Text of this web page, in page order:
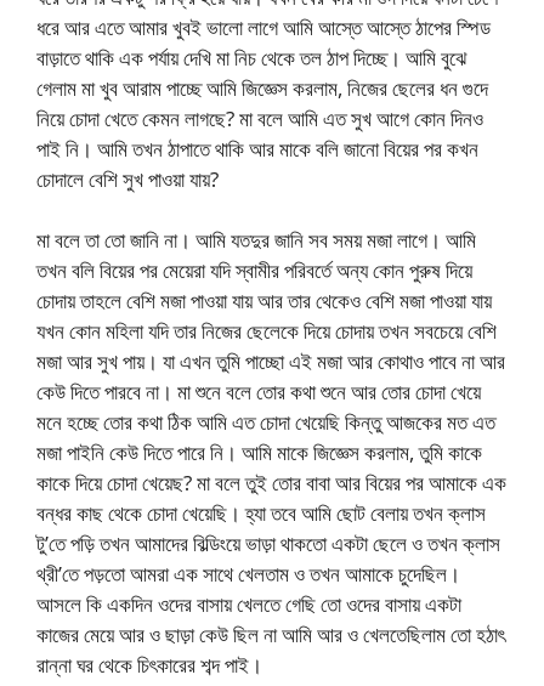
ধরে আর এতে আমার খুবই ভালো লাগে আমি আস্তে আস্তে ঠাপের স্পিড
বাড়াতে থাকি এক পর্যায় দেখি মা নিচ থেকে তল ঠাপ দিচ্ছে। আমি বুঝে
গেলাম মা খুব আরাম পাচ্ছে আমি জিজ্ঞেস করলাম, নিজের ছেলের ধন গুদে
নিয়ে চোদা খেতে কেমন লাগছে? মা বলে আমি এত সুখ আগে কোন দিনও
পাই নি। আমি তখন ঠাপাতে থাকি আর মাকে বলি জানো বিয়ের পর কখন
চোদালে বেশি সুখ পাওয়া যায়?
মা বলে তা তো জানি না। আমি যতদুর জানি সব সময় মজা লাগে। আমি
তখন বলি বিয়ের পর মেয়েরা যদি স্বামীর পরিবর্তে অন্য কোন পুরুষ দিয়ে
চোদায় তাহলে বেশি মজা পাওয়া যায় আর তার থেকেও বেশি মজা পাওয়া যায়
যখন কোন মহিলা যদি তার নিজের ছেলেকে দিয়ে চোদায় তখন সবচেয়ে বেশি
মজা আর সুখ পায়। যা এখন তুমি পাচ্ছো এই মজা আর কোথাও পাবে না আর
কেউ দিতে পারবে না। মা শুনে বলে তোর কথা শুনে আর তোর চোদা খেয়ে
মনে হচ্ছে তোর কথা ঠিক আমি এত চোদা খেয়েছি কিন্তু আজকের মত এত
মজা পাইনি কেউ দিতে পারে নি। আমি মাকে জিজ্ঞেস করলাম, তুমি কাকে
কাকে দিয়ে চোদা খেয়েছ? মা বলে তুই তোর বাবা আর বিয়ের পর আমাকে এক
বন্ধর কাছ থেকে চোদা খেয়েছি। হ্যা তবে আমি ছোট বেলায় তখন ক্লাস
টু’তে পড়ি তখন আমাদের বিল্ডিংয়ে ভাড়া থাকতো একটা ছেলে ও তখন ক্লাস
থ্রী’তে পড়তো আমরা এক সাথে খেলতাম ও তখন আমাকে চুদেছিল।
আসলে কি একদিন ওদের বাসায় খেলতে গেছি তো ওদের বাসায় একটা
কাজের মেয়ে আর ও ছাড়া কেউ ছিল না আমি আর ও খেলতেছিলাম তো হঠাৎ
রান্না ঘর থেকে চিৎকারের শব্দ পাই।